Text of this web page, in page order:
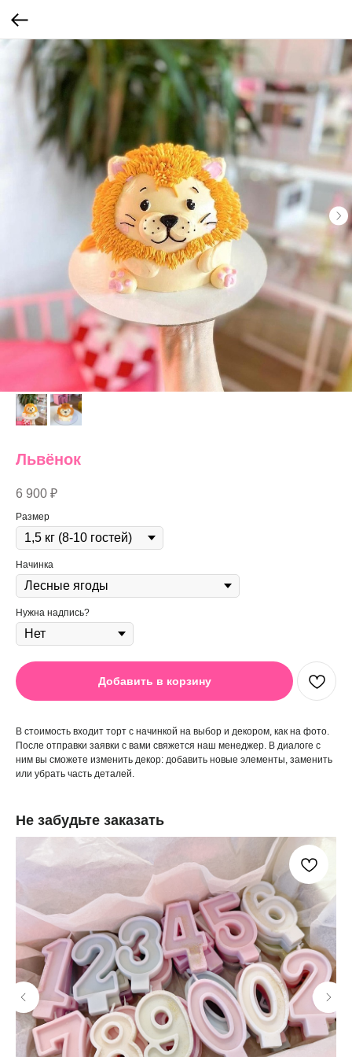
Львёнок
6 900 ₽
Размер
Начинка
Нужна надпись?
Добавить в корзину
В стоимость входит торт с начинкой на выбор и декором, как на фото.
После отправки заявки с вами свяжется наш менеджер. В диалоге с
ним вы сможете изменить декор: добавить новые элементы, заменить
или убрать часть деталей.
Не забудьте заказать